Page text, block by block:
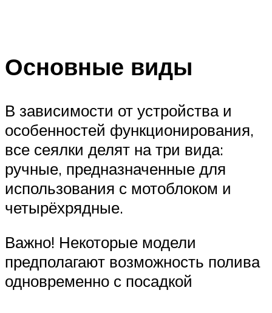
Основные виды
В зависимости от устройства и
особенностей функционирования,
все сеялки делят на три вида:
ручные, предназначенные для
использования с мотоблоком и
четырёхрядные.
Важно! Некоторые модели
предполагают возможность полива
одновременно с посадкой